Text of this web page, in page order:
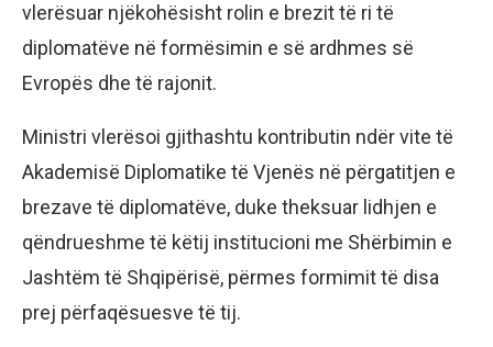
vlerësuar njëkohësisht rolin e brezit të ri të
diplomatëve në formësimin e së ardhmes së
Evropës dhe të rajonit.
Ministri vlerësoi gjithashtu kontributin ndër vite të
Akademisë Diplomatike të Vjenës në përgatitjen e
brezave të diplomatëve, duke theksuar lidhjen e
qëndrueshme të këtij institucioni me Shërbimin e
Jashtëm të Shqipërisë, përmes formimit të disa
prej përfaqësuesve të tij.